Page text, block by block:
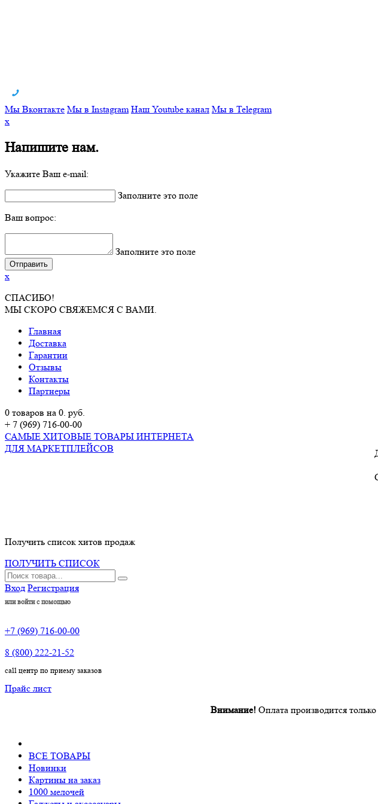
Мы Вконтакте Мы в Instagram Наш Youtube канал Мы в Telegram
x
Напишите нам.
Укажите Ваш e-mail:
Заполните это поле
Ваш вопрос:
Заполните это поле
x
СПАСИБО!
МЫ СКОРО СВЯЖЕМСЯ С ВАМИ.
Главная
Доставка
Гарантии
Отзывы
Контакты
Партнеры
0 товаров на 0. руб.
+ 7 (969) 716-00-00
САМЫЕ ХИТОВЫЕ ТОВАРЫ ИНТЕРНЕТА
ДЛЯ МАРКЕТПЛЕЙСОВ
Получить список хитов продаж
ПОЛУЧИТЬ СПИСОК
Вход Регистрация
или войти с помощью
+7 (969) 716-00-00
8 (800) 222-21-52
call центр по приему заказов
Прайс лист
Внимание!Оплата производится только
ВСЕ ТОВАРЫ
Новинки
Картины на заказ
1000 мелочей